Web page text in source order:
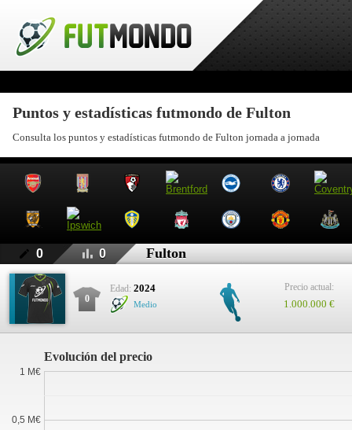
Puntos y estadísticas futmondo de Fulton
Consulta los puntos y estadísticas futmondo de Fulton jornada a jornada
0 0 Fulton
0
Edad: 2024
Medio
Precio actual:
1.000.000 €
Evolución del precio
0,5 M€
1 M€